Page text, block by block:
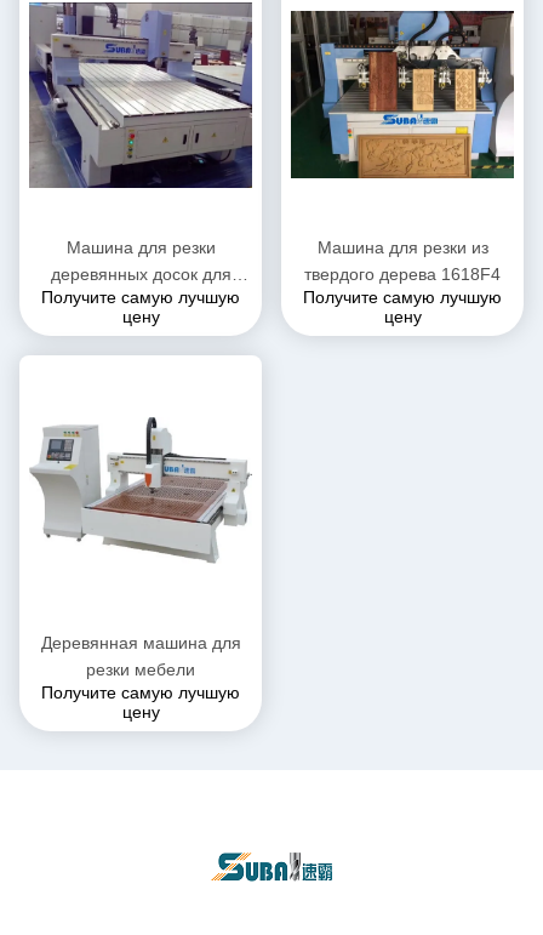
Машина для резки
деревянных досок для
дверей и окон
Получите самую лучшую
цену
Машина для резки из
твердого дерева 1618F4
Получите самую лучшую
цену
Деревянная машина для
резки мебели
Получите самую лучшую
цену